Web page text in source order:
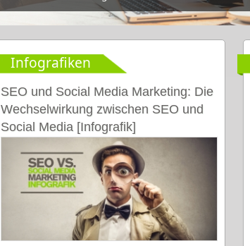
Infografiken
SEO und Social Media Marketing: Die
Wechselwirkung zwischen SEO und
Social Media [Infografik]